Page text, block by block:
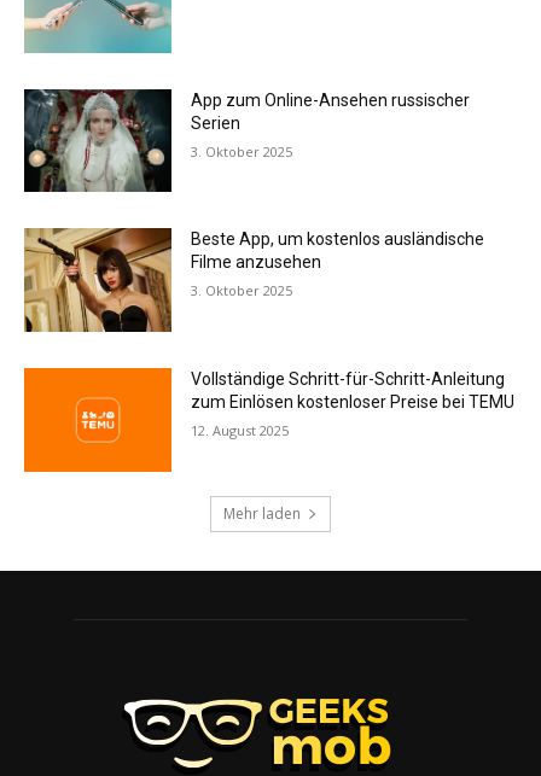
App zum Online-Ansehen russischer
Serien
3. Oktober 2025
Beste App, um kostenlos ausländische
Filme anzusehen
3. Oktober 2025
Vollständige Schritt-für-Schritt-Anleitung
zum Einlösen kostenloser Preise bei TEMU
12. August 2025
Mehr laden